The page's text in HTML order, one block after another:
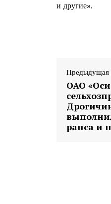
и другие».
Предыдущая
ОАО
рапса и